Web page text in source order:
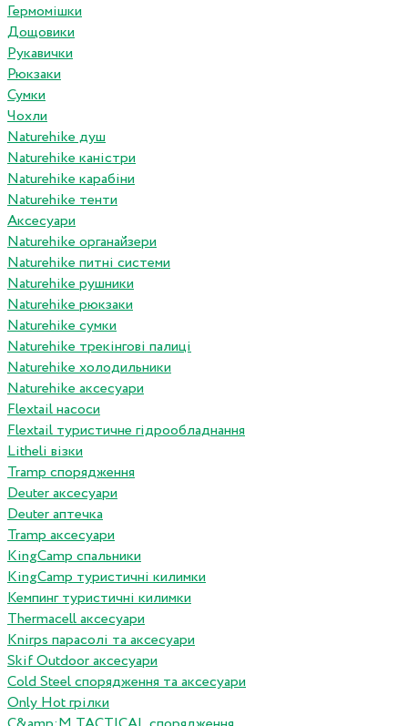
Гермомішки
Дощовики
Рукавички
Рюкзаки
Сумки
Чохли
Naturehike душ
Naturehike каністри
Naturehike карабіни
Naturehike тенти
Аксесуари
Naturehike органайзери
Naturehike питні системи
Naturehike рушники
Naturehike рюкзаки
Naturehike сумки
Naturehike трекінгові палиці
Naturehike холодильники
Naturehike аксесуари
Flextail насоси
Flextail туристичне гідрообладнання
Litheli візки
Tramp спорядження
Deuter аксесуари
Deuter аптечка
Tramp аксесуари
KingCamp спальники
KingCamp туристичні килимки
Кемпинг туристичні килимки
Thermacell аксесуари
Knirps парасолі та аксесуари
Skif Outdoor аксесуари
Cold Steel спорядження та аксесуари
Only Hot грілки